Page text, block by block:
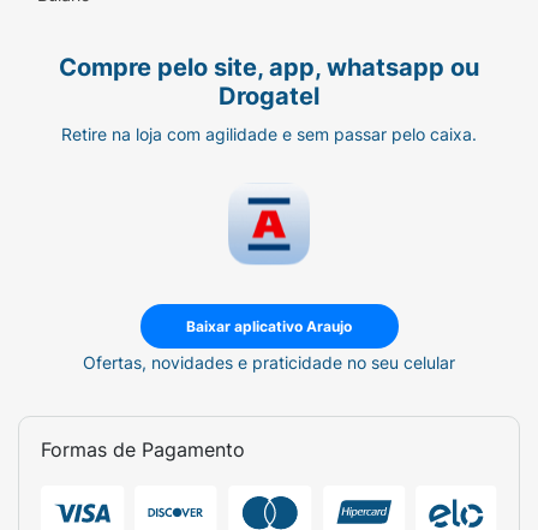
Compre pelo site, app, whatsapp ou
Drogatel
Retire na loja com agilidade e sem passar pelo caixa.
Baixar aplicativo Araujo
Ofertas, novidades e praticidade no seu celular
Formas de Pagamento